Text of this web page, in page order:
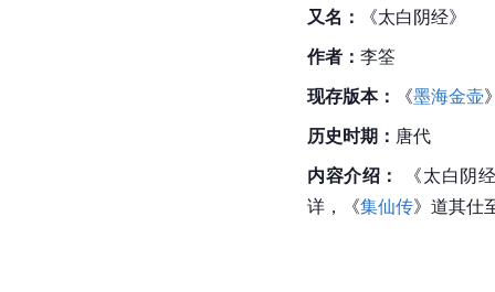
又名：
《太白阴经》
作者： 李筌
现存版本：
《墨海金壶
历史时期： 唐代
内容介绍：
《太白阴
详，《集仙传》道其仕